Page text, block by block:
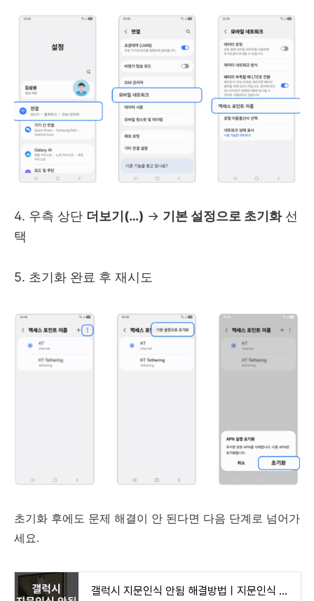
4. 우측 상단 더보기(…) → 기본 설정으로 초기화선
택
5. 초기화 완료 후 재시도
초기화 후에도 문제 해결이 안 된다면 다음 단계로 넘어가
세요.
갤럭시 지문인식 안됨 해결방법ㅣ지문인식 잘되게 하는 방법